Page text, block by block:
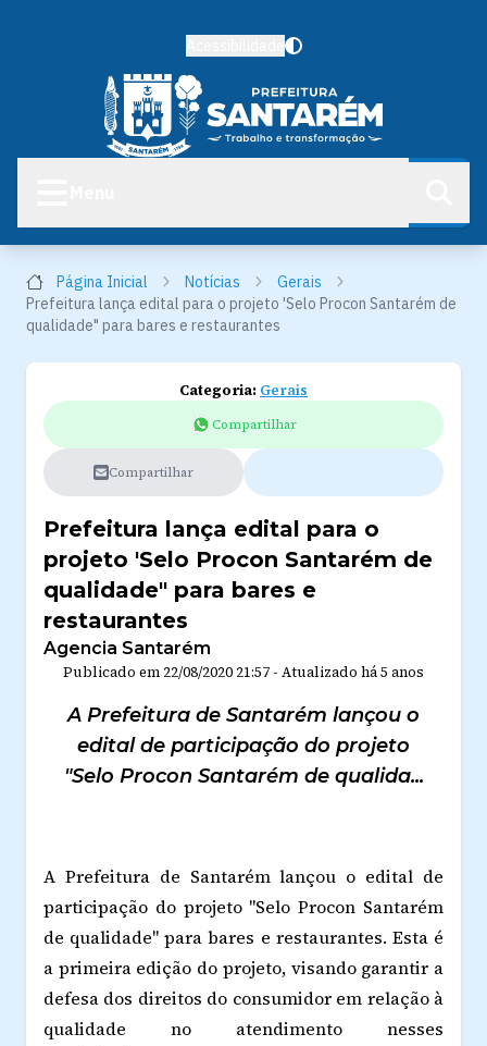
Página Inicial Notícias
Gerais
Prefeitura lança edital para o projeto 'Selo Procon Santarém de
qualidade" para bares e restaurantes
Categoria: Gerais
Compartilhar
Compartilhar
Prefeitura lança edital para o
projeto 'Selo Procon Santarém de
qualidade" para bares e
restaurantes
Agencia Santarém
Publicado em 22/08/2020 21:57 - Atualizado há 5 anos
A Prefeitura de Santarém lançou o
edital de participação do projeto
"Selo Procon Santarém de qualida...
A Prefeitura de Santarém lançou o edital de
participação do projeto "Selo Procon Santarém
de qualidade" para bares e restaurantes. Esta é
a primeira edição do projeto, visando garantir a
defesa dos direitos do consumidor em relação à
qualidade no atendimento nesses